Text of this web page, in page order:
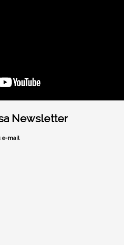
Newsletter
e-mail